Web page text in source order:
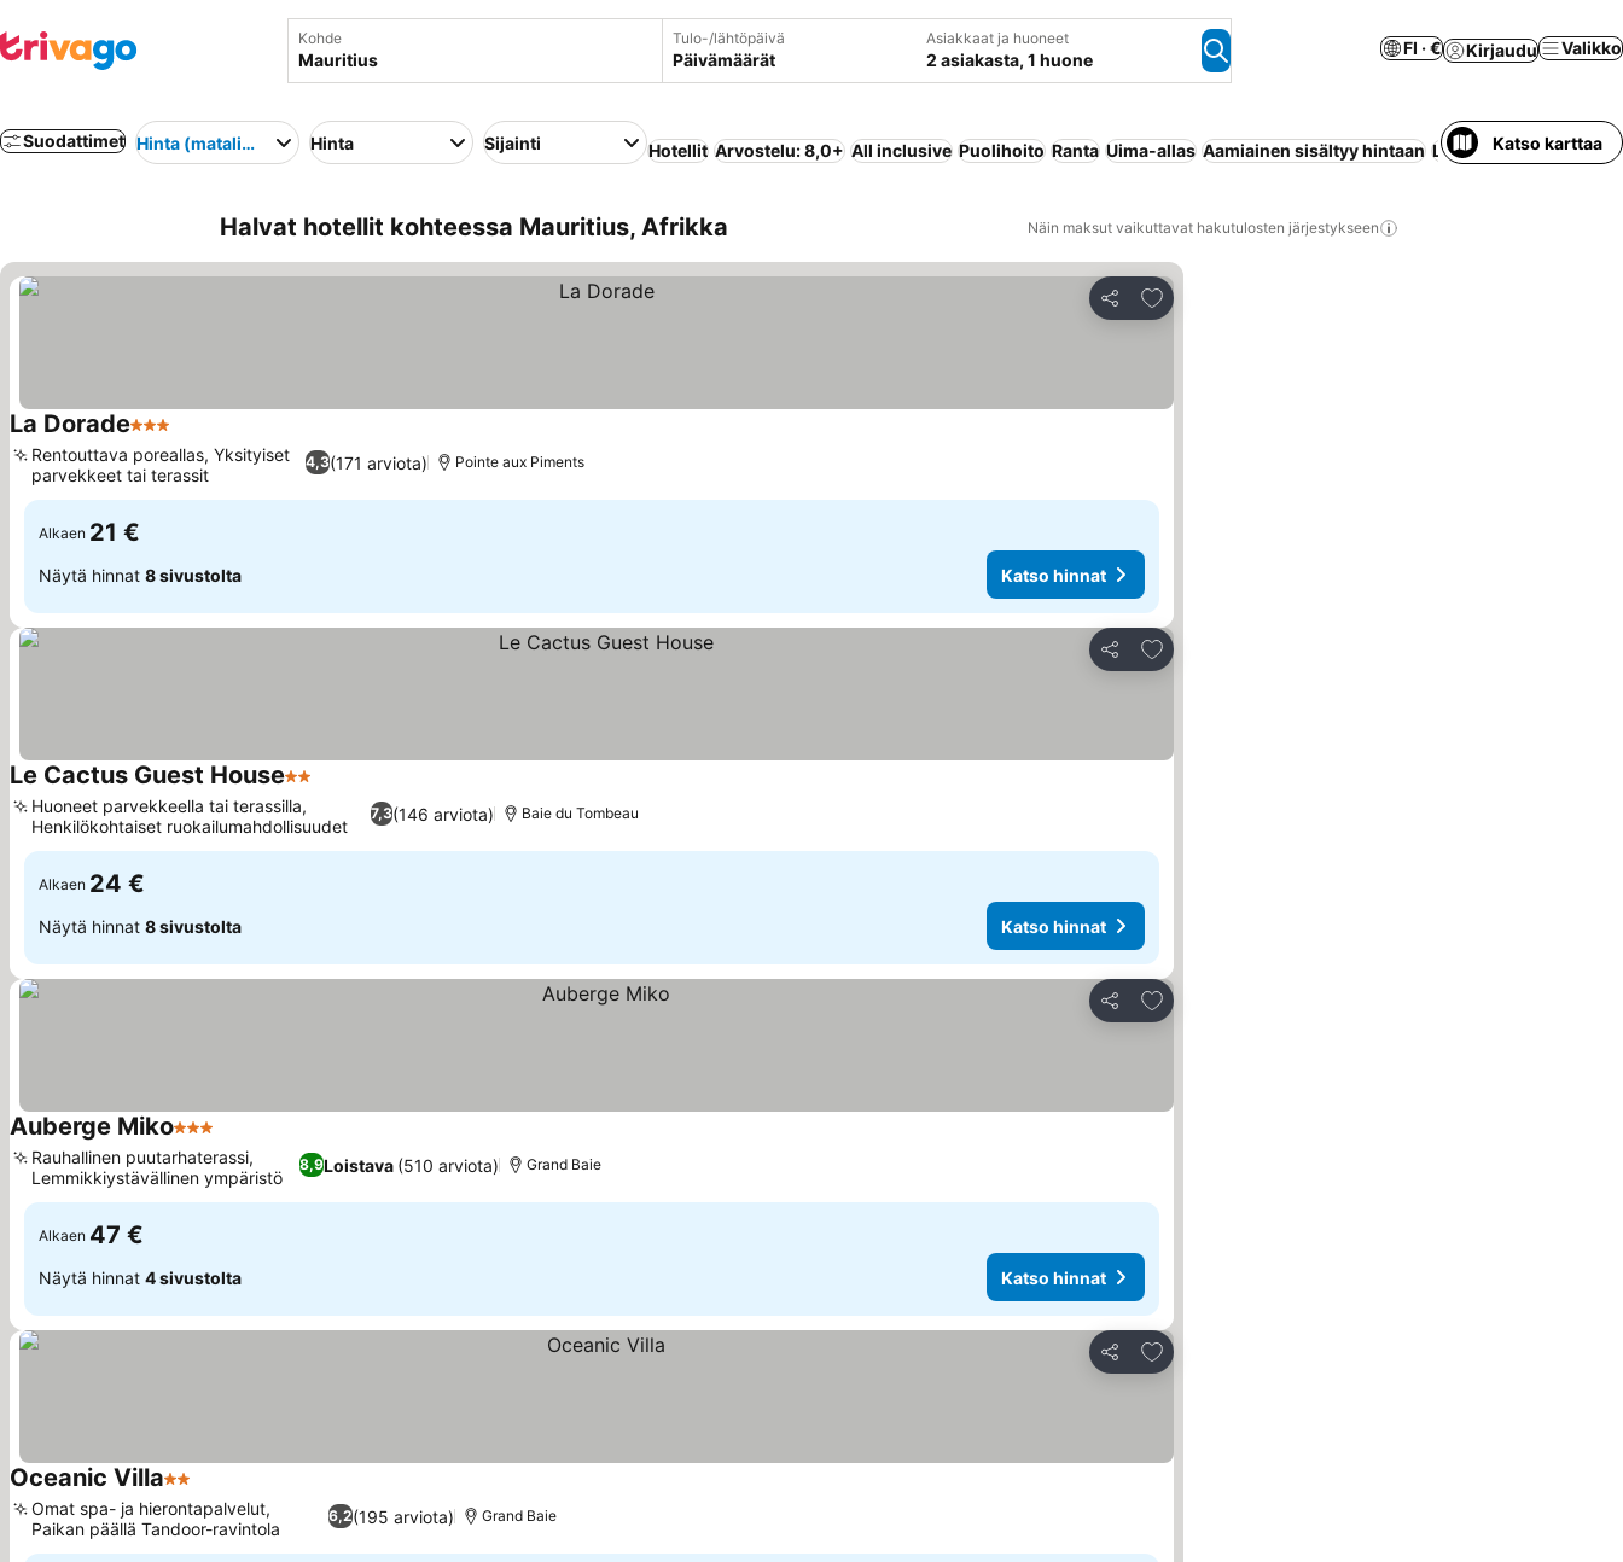
Kohde Tulo-/lähtöpäivä
Päivämäärät
Asiakkaat ja huoneet
2 asiakasta, 1 huone
FI · € Kirjaudu Valikko
Suodattimet Hinta (matalimmasta korkeimpaan)
Hinta Sijainti Hotellit Arvostelu: 8,0+ All inclusive Puolihoito Ranta Uima-allas Aamiainen sisältyy hintaan LomakeskusKatso karttaa
Halvat hotellit kohteessa Mauritius, Afrikka Näin maksut vaikuttavat hakutulosten järjestykseen
Jaa
Lisää suosikkeihin
La Dorade3 Tähtiluokitus
4,3(171 arviota)
Rentouttava poreallas, Yksityiset
parvekkeet tai terassit
Pointe aux Piments
Alkaen 21 €
Näytä hinnat 8 sivustolta Katso hinnat
Jaa
Lisää suosikkeihin
Le Cactus Guest House2 Tähtiluokitus
7,3(146 arviota)
Huoneet parvekkeella tai terassilla,
Henkilökohtaiset ruokailumahdollisuudet
Baie du Tombeau
Alkaen 24 €
Näytä hinnat 8 sivustolta Katso hinnat
Jaa
Lisää suosikkeihin
Auberge Miko3 Tähtiluokitus
8,9Loistava (510 arviota)
Rauhallinen puutarhaterassi,
Lemmikkiystävällinen ympäristö
Grand Baie
Alkaen 47 €
Näytä hinnat 4 sivustolta Katso hinnat
Jaa
Lisää suosikkeihin
Oceanic Villa2 Tähtiluokitus
6,2(195 arviota)
Omat spa- ja hierontapalvelut,
Paikan päällä Tandoor-ravintola
Grand Baie